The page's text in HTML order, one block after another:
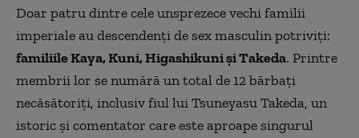
Doar patru dintre cele unsprezece vechi familii
imperiale au descendenți de sex masculin potriviți:
familiile Kaya, Kuni, Higashikuni și Takeda. Printre
membrii lor se numără un total de 12 bărbați
necăsătoriți, inclusiv fiul lui Tsuneyasu Takeda, un
istoric și comentator care este aproape singurul